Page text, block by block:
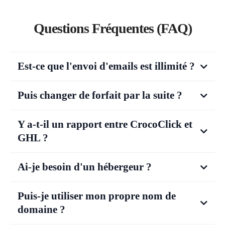
Questions Fréquentes (FAQ)
Est-ce que l'envoi d'emails est illimité ?
Puis changer de forfait par la suite ?
Y a-t-il un rapport entre CrocoClick et
GHL ?
nous avons décidé de nous associer
à GHL
Ai-je besoin d'un hébergeur ?
Puis-je utiliser mon propre nom de
domaine ?